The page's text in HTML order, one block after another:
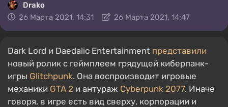
Drako
26 Марта 2021, 14:31
26 Марта 2021, 14:47
Dark Lord и Daedalic Entertainment представили
новый ролик с геймплеем грядущей киберпанк-
игры Glitchpunk. Она воспроизводит игровые
механики GTA 2 и антураж Cyberpunk 2077. Иначе
говоря, в игре есть вид сверху, корпорации и